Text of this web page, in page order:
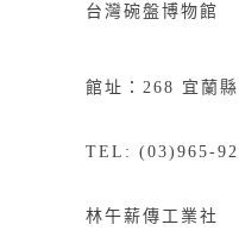
台灣碗盤博物館
館址：268 宜 蘭
TEL: (03)965-
林午薪傳工業社